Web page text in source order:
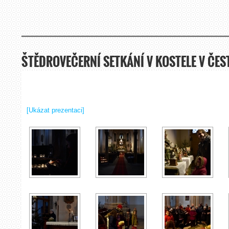
ŠTĚDROVEČERNÍ SETKÁNÍ V KOSTELE V
[Ukázat prezentaci]